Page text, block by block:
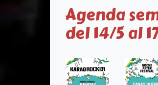
Agenda
del 14/5 al